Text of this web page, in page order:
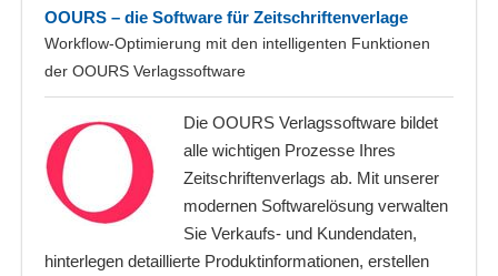
OOURS – die Software für Zeitschriftenverlage
Workflow-Optimierung mit den intelligenten Funktionen
der OOURS Verlagssoftware
Die OOURS Verlagssoftware bildet
alle wichtigen Prozesse Ihres
Zeitschriftenverlags ab. Mit unserer
modernen Softwarelösung verwalten
Sie Verkaufs- und Kundendaten,
hinterlegen detaillierte Produktinformationen, erstellen